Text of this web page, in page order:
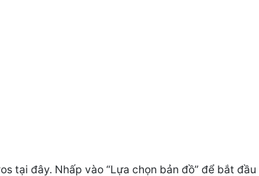
tại đây. Nhấp vào “Lựa chọn bản đồ” để bắt